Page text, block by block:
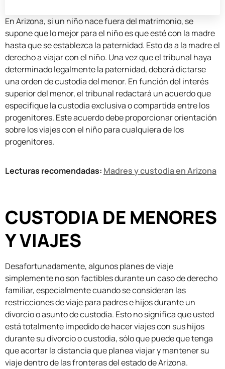
En Arizona, si un niño nace fuera del matrimonio, se
supone que lo mejor para el niño es que esté con la madre
hasta que se establezca la paternidad. Esto da a la madre el
derecho a viajar con el niño. Una vez que el tribunal haya
determinado legalmente la paternidad, deberá dictarse
una orden de custodia del menor. En función del interés
superior del menor, el tribunal redactará un acuerdo que
especifique la custodia exclusiva o compartida entre los
progenitores. Este acuerdo debe proporcionar orientación
sobre los viajes con el niño para cualquiera de los
progenitores.
Lecturas recomendadas: Madres y custodia en Arizona
CUSTODIA DE MENORES
Y VIAJES
Desafortunadamente, algunos planes de viaje
simplemente no son factibles durante un caso de derecho
familiar, especialmente cuando se consideran las
restricciones de viaje para padres e hijos durante un
divorcio o asunto de custodia. Esto no significa que usted
está totalmente impedido de hacer viajes con sus hijos
durante su divorcio o custodia, sólo que puede que tenga
que acortar la distancia que planea viajar y mantener su
viaje dentro de las fronteras del estado de Arizona.